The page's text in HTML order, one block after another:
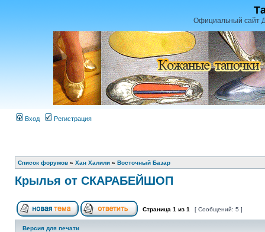
Официальный сайт
Вход Регистрация
Список форумов » Хан Халили » Восточный Базар
Крылья от СКАРАБЕЙШОП
Страница 1 из 1 [ Сообщений: 5 ]
Версия для печати